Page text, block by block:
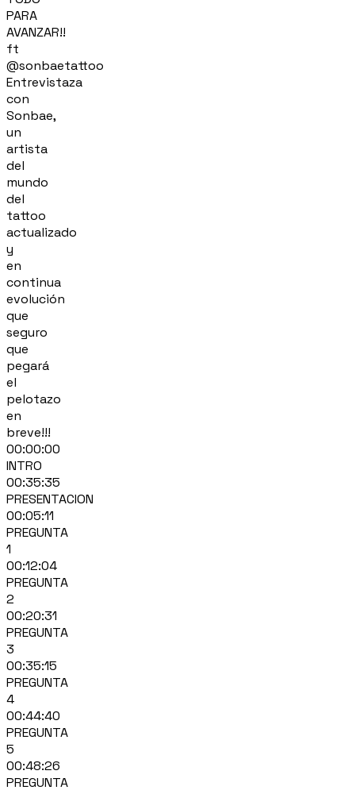
PARA
AVANZAR!!
ft
@sonbaetattoo
Entrevistaza
con
Sonbae,
un
artista
del
mundo
del
tattoo
actualizado
y
en
continua
evolución
que
seguro
que
pegará
el
pelotazo
en
breve!!!
00:00:00
INTRO
00:35:35
PRESENTACION
00:05:11
PREGUNTA
1
00:12:04
PREGUNTA
2
00:20:31
PREGUNTA
3
00:35:15
PREGUNTA
4
00:44:40
PREGUNTA
5
00:48:26
PREGUNTA